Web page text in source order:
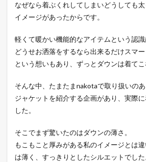
ランド
NANGA
最後
に
なぜなら着ぶくれしてしまいどうしても
イメージがあったからです。
軽くて暖かい機能的なアイテムという認識
どうせお洒落をするなら出来るだけスマ
という想いもあり、ずっとダウンは着てこ
そんな中、たまたまnakotaで取り扱いの
ジャケットを紹介する企画があり、実際
した。
そこでまず驚いたのはダウンの薄さ。
もこもこと厚みがある私のイメージとは
は薄く、すっきりとしたシルエットでした